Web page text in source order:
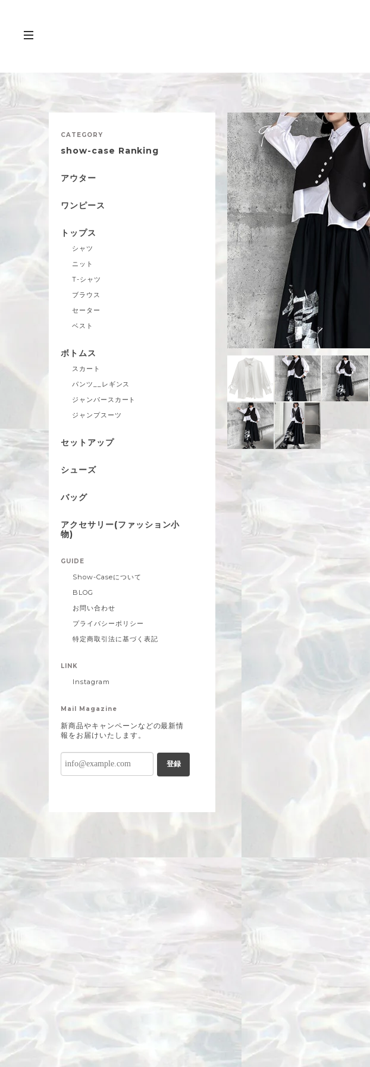
CATEGORY
show-case Ranking
アウター
ワンピース
トップス
シャツ
ニット
T-シャツ
ブラウス
セーター
ベスト
ボトムス
スカート
パンツ__レギンス
ジャンパースカート
ジャンプスーツ
セットアップ
シューズ
バッグ
アクセサリー(ファッション小
物)
GUIDE
Show-Caseについて
BLOG
お問い合わせ
プライバシーポリシー
特定商取引法に基づく表記
LINK
Instagram
Mail Magazine
新商品やキャンペーンなどの最新情
報をお届けいたします。
登録